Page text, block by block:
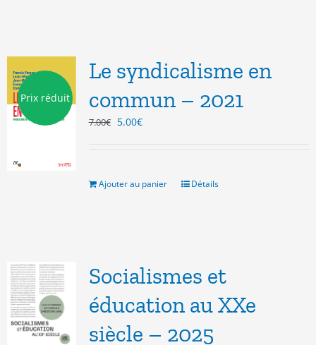
Prix réduit
Le syndicalisme en
commun – 2021
7.00€ Le
7.00€.
5.00€Le
5.00€.
Ajouter au panier Détails
Socialismes et
éducation au XXe
siècle – 2025